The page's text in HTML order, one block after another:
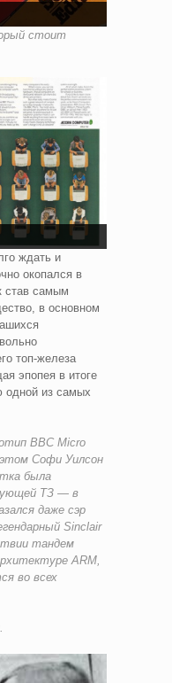
стоит
ждать и
окопался в
став самым
в основном
топ-железа
эпопея в итоге
одной из самых
BBC Micro
Софи Уилсон
была
ТЗ — в
даже сэр
Sinclair
тандем
ARM,
во всех